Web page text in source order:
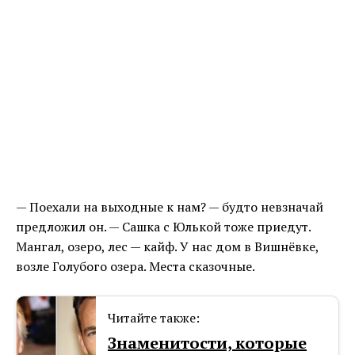
— Поехали на выходные к нам? — будто невзначай
предложил он. — Сашка с Юлькой тоже приедут.
Мангал, озеро, лес — кайф. У нас дом в Вишнёвке,
возле Голубого озера. Места сказочные.
Читайте также:
Знаменитости, которые